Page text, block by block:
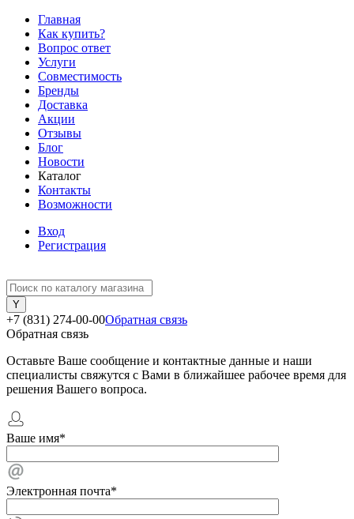
Главная
Как купить?
Вопрос ответ
Услуги
Совместимость
Бренды
Доставка
Акции
Отзывы
Блог
Новости
Каталог
Контакты
Возможности
Вход
Регистрация
+7 (831) 274-00-00Обратная связь
Обратная связь
Оставьте Ваше сообщение и контактные данные и наши
специалисты свяжутся с Вами в ближайшее рабочее время для
решения Вашего вопроса.
Ваше имя*
Электронная почта*